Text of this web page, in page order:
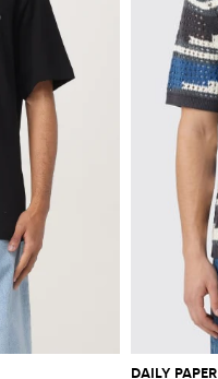
DAILY PAPER